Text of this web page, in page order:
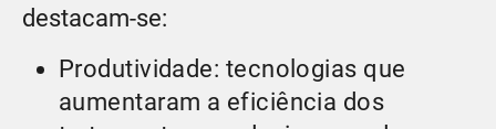
destacam-se:
Produtividade: tecnologias que
aumentaram a eficiência dos